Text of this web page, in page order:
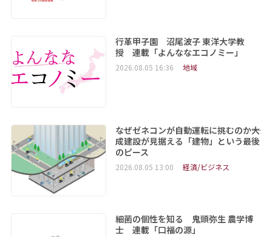
行革甲子園 沼尾波子 東洋大学教
授 連載「よんななエコノミー」
2026.08.05 16:36 地域
なぜゼネコンが自動運転に挑むのか――大
成建設が見据える「建物」という最後
のピース
2026.08.05 13:00 経済/ビジネス
細菌の個性を知る 鬼頭弥生 農学博
士 連載「口福の源」